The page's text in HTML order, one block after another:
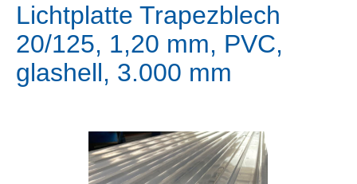
Lichtplatte Trapezblech
20/125, 1,20 mm, PVC,
glashell, 3.000 mm
Bildergalerie überspringen